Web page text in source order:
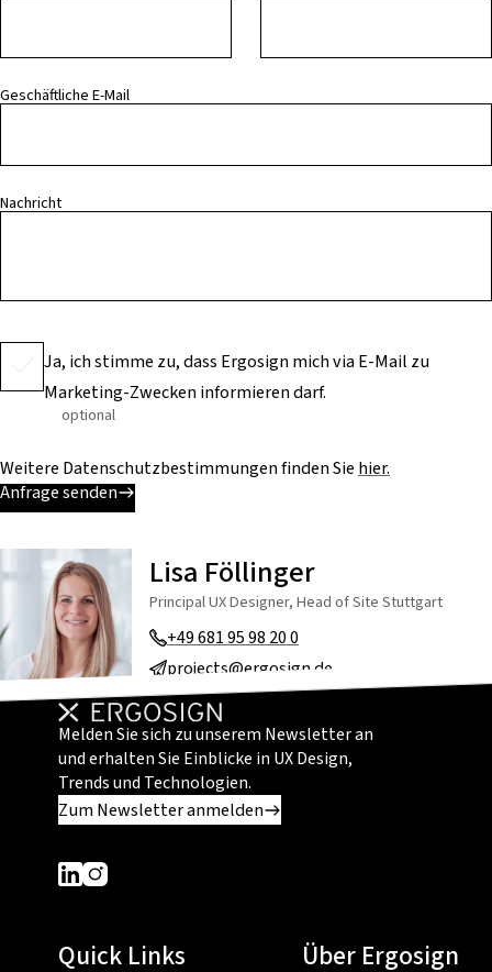
Geschäftliche E-Mail
Nachricht
Ja, ich stimme zu, dass Ergosign mich via E-Mail zu
Marketing-Zwecken informieren darf.
optional
Weitere Datenschutzbestimmungen finden Sie hier.
Anfrage senden
Lisa Föllinger
Principal UX Designer, Head of Site Stuttgart
+49 681 95 98 20 0
projects@ergosign.de
Melden Sie sich zu unserem Newsletter an
und erhalten Sie Einblicke in UX Design,
Trends und Technologien.
Zum Newsletter anmelden
Dieser Link führt zu einer externen Seite
Dieser Link führt zu einer externen Seite
Quick Links Über Ergosign